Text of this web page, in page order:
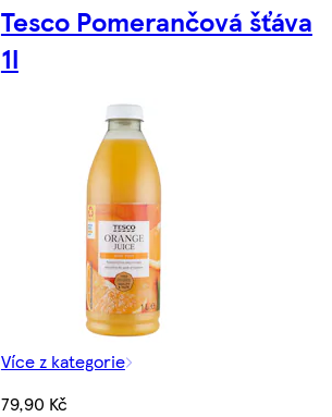
Tesco Pomerančová šťáva
1l
Více z kategorie
79,90 Kč